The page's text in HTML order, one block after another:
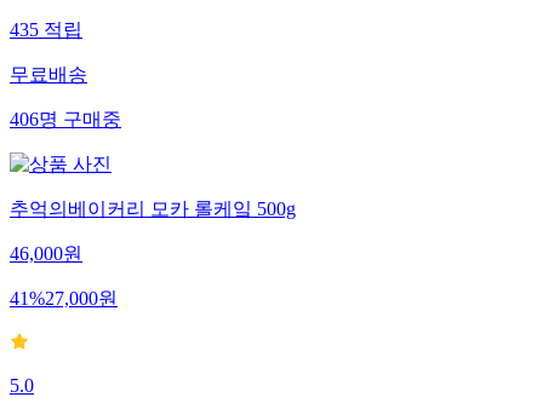
435 적립
무료배송
406명 구매중
추억의베이커리 모카 롤케잌 500g
46,000원
41%27,000원
5.0